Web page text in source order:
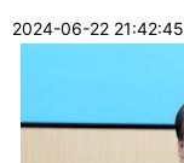
2024-06-22 21:42:45